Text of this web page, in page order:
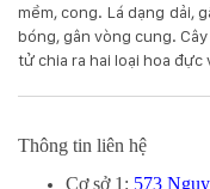
:
0931.914.968
mềm, cong. Lá dạng dải,
bóng, gân vòng cung.
tử chia ra hai loại hoa đực
Thông tin liên hệ
Cơ sở 1: 573